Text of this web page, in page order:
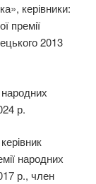
керівники:
премії
2013
р.
народних
р., член